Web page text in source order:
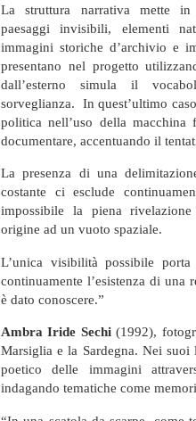
La struttura narrativa mette
paesaggi invisibili, elementi
immagini storiche d’archivio e
presentano nel progetto
dall’esterno simula il
sorveglianza. In quest’ultimo
politica nell’uso della macchina
documentare, accentuando il
La presenza di una
costante ci esclude
impossibile la piena
origine ad un vuoto spaziale.
L’unica visibilità possibile
continuamente l’esistenza di una
è dato conoscere.”
Ambra Iride Sechi(1992),
Marsiglia e la Sardegna. Nei
poetico delle immagini
indagando tematiche come